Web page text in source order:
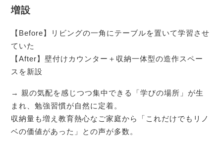
増設
【Before】リビングの一角にテーブルを置いて学習させ
ていた
【After】壁付けカウンター＋収納一体型の造作スペー
スを新設
→ 親の気配を感じつつ集中できる「学びの場所」が生
まれ、勉強習慣が自然に定着。
収納量も増え教育熱心なご家庭から「これだけでもリノ
ベの価値があった」との声が多数。